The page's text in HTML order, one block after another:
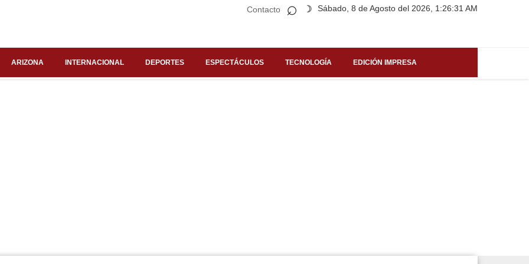
Contacto Sábado, 8 de Agosto del 2026, 1:26:31 AM
⌕ ☽
ARIZONA INTERNACIONAL DEPORTES ESPECTÁCULOS TECNOLOGÍA EDICIÓN IMPRESA